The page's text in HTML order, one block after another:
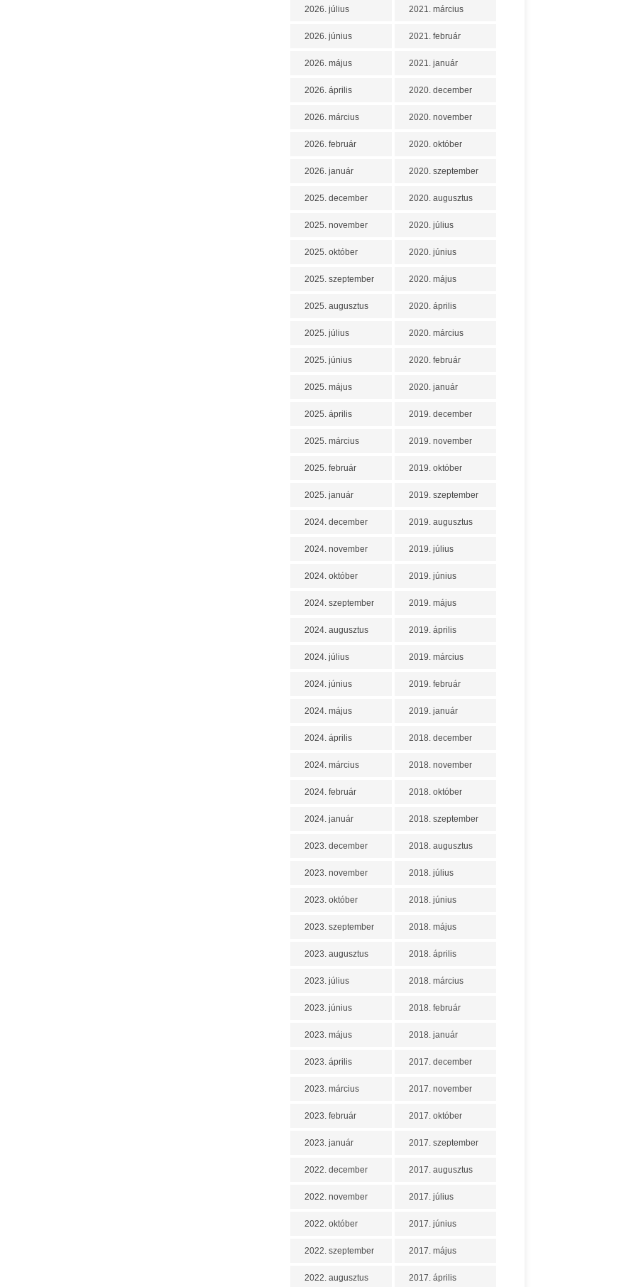
2026. július
2026. június
2026. május
2026. április
2026. március
2026. február
2026. január
2025. december
2025. november
2025. október
2025. szeptember
2025. augusztus
2025. július
2025. június
2025. május
2025. április
2025. március
2025. február
2025. január
2024. december
2024. november
2024. október
2024. szeptember
2024. augusztus
2024. július
2024. június
2024. május
2024. április
2024. március
2024. február
2024. január
2023. december
2023. november
2023. október
2023. szeptember
2023. augusztus
2023. július
2023. június
2023. május
2023. április
2023. március
2023. február
2023. január
2022. december
2022. november
2022. október
2022. szeptember
2022. augusztus
2021. március
2021. február
2021. január
2020. december
2020. november
2020. október
2020. szeptember
2020. augusztus
2020. július
2020. június
2020. május
2020. április
2020. március
2020. február
2020. január
2019. december
2019. november
2019. október
2019. szeptember
2019. augusztus
2019. július
2019. június
2019. május
2019. április
2019. március
2019. február
2019. január
2018. december
2018. november
2018. október
2018. szeptember
2018. augusztus
2018. július
2018. június
2018. május
2018. április
2018. március
2018. február
2018. január
2017. december
2017. november
2017. október
2017. szeptember
2017. augusztus
2017. július
2017. június
2017. május
2017. április